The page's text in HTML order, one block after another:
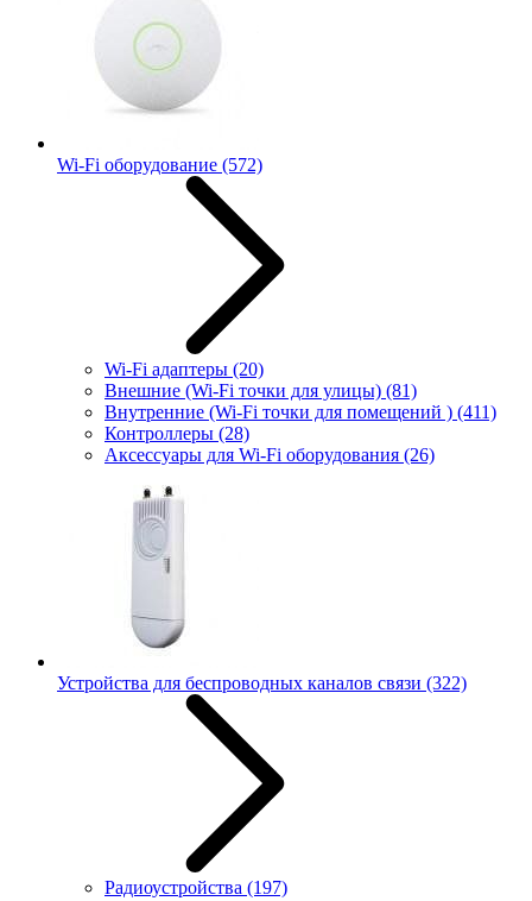
Wi-Fi оборудование (572)
Wi-Fi адаптеры (20)
Внешние (Wi-Fi точки для улицы) (81)
Внутренние (Wi-Fi точки для помещений ) (411)
Контроллеры (28)
Аксессуары для Wi-Fi оборудования (26)
Устройства для беспроводных каналов связи (322)
Радиоустройства (197)